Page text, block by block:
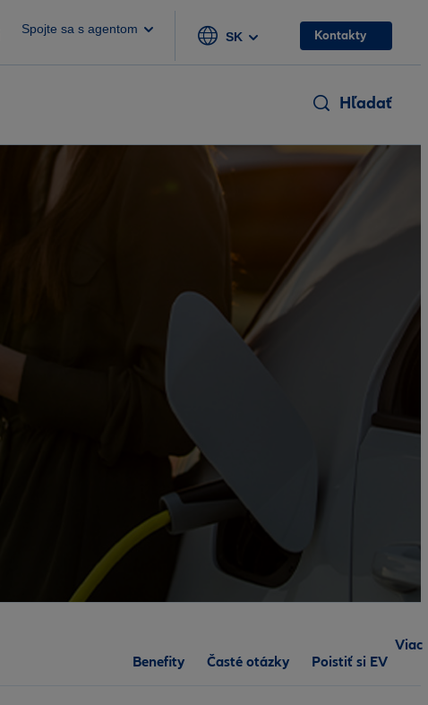
Spojte sa s agentom
SK Kontakty
Hľadať
Benefity Časté otázky Poistiť si EV
Viac